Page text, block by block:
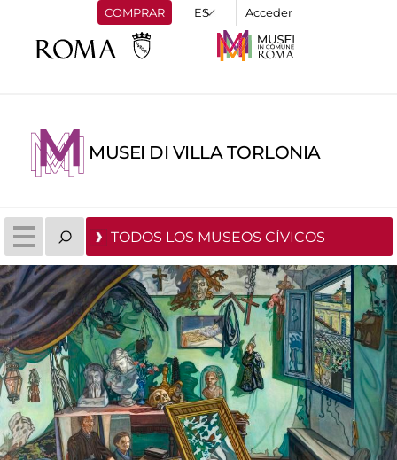
COMPRAR Acceder
MUSEI DI VILLA TORLONIA
TODOS LOS MUSEOS CÍVICOS